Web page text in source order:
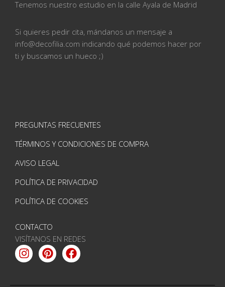
Tenemos nuestro estudio en la calle Ayala de Madrid
Si quieres pedir cita, mándanos un mensaje a
info@decofilia.com indicando qué podemos hacer por
ti y buscamos un hueco ;)
PREGUNTAS FRECUENTES
TÉRMINOS Y CONDICIONES DE COMPRA
AVISO LEGAL
POLÍTICA DE PRIVACIDAD
POLÍTICA DE COOKIES
CONTACTO
VISÍTANOS EN REDES
Instagram
PinterestFacebook